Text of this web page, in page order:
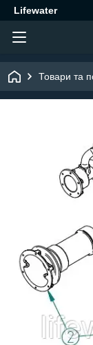
Lifewater
Товари та